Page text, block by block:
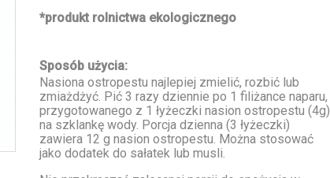
*produkt rolnictwa ekologicznego
Sposób użycia:
Nasiona ostropestu najlepiej zmielić, rozbić lub
zmiażdżyć. Pić 3 razy dziennie po 1 filiżance naparu,
przygotowanego z 1 łyżeczki nasion ostropestu (4g)
na szklankę wody. Porcja dzienna (3 łyżeczki)
zawiera 12 g nasion ostropestu. Można stosować
jako dodatek do sałatek lub musli.